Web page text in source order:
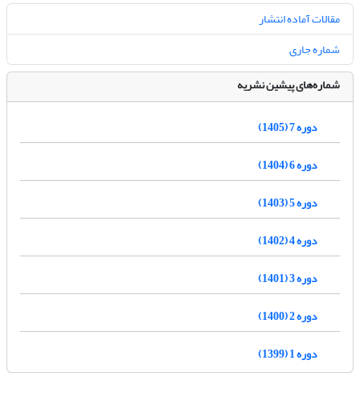
مقالات آماده انتشار
شماره جاری
شماره‌های پیشین نشریه
دوره 7 (1405)
دوره 6 (1404)
دوره 5 (1403)
دوره 4 (1402)
دوره 3 (1401)
دوره 2 (1400)
دوره 1 (1399)